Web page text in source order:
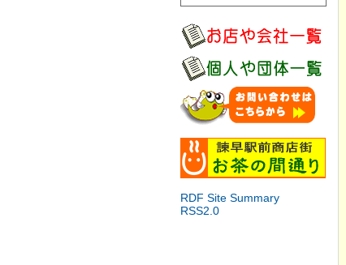
RDF Site Summary
RSS2.0